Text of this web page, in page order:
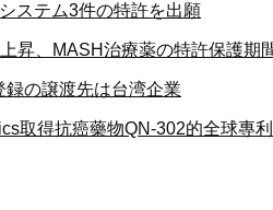
ステム3件の特許を出願
昇、MASH治療薬の特許保護期
の譲渡先は台湾企業
取得抗癌藥物QN-302的全球專利